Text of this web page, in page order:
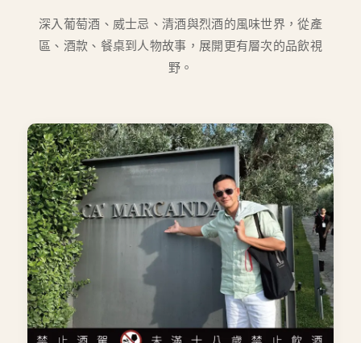
深入葡萄酒、威士忌、清酒與烈酒的風味世界，從產
區、酒款、餐桌到人物故事，展開更有層次的品飲視
野。